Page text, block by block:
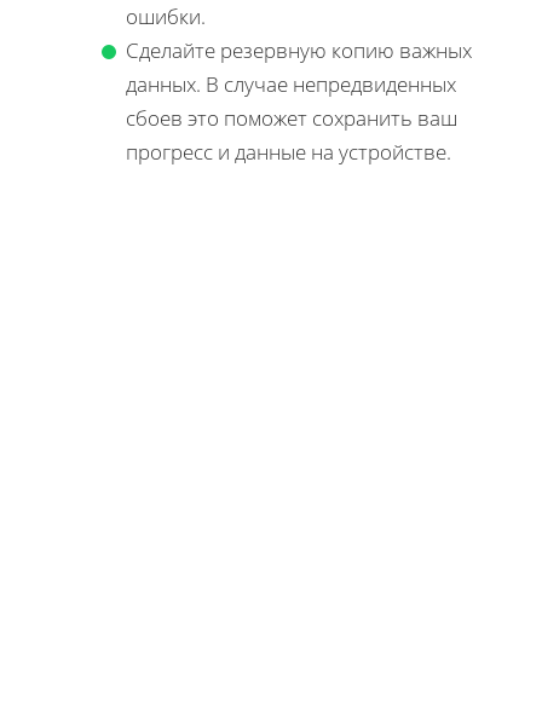
ошибки.
Сделайте резервную копию важных
данных. В случае непредвиденных
сбоев это поможет сохранить ваш
прогресс и данные на устройстве.